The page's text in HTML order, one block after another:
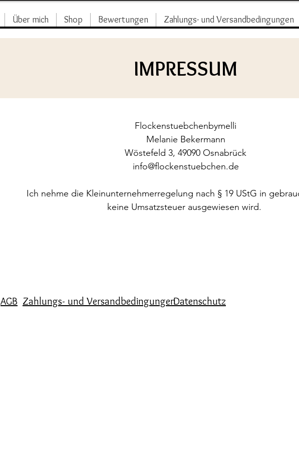
Über mich Shop Bewertungen Zahlungs- und Versandbedingungen
IMPRESSUM
Flockenstuebchenbymelli
Melanie Bekermann
Wöstefeld 3, 49090 Osnabrück
info@flockenstuebchen.de
Ich nehme die Kleinunternehmerregelung nach § 19 UStG in
keine Umsatzsteuer ausgewiesen wird.
AGB Zahlungs- und VersandbedingungenDatenschutz